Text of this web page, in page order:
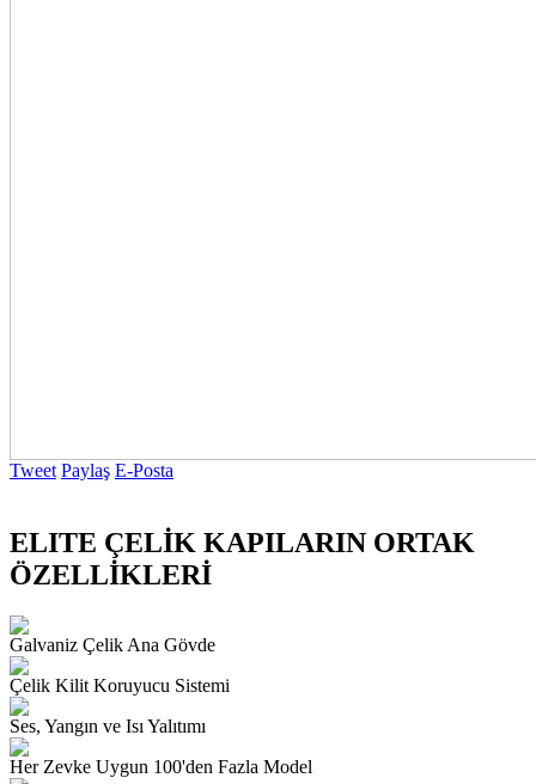
Tweet Paylaş E-Posta
ELITE ÇELİK KAPILARIN ORTAK
ÖZELLİKLERİ
Galvaniz Çelik Ana Gövde
Çelik Kilit Koruyucu Sistemi
Ses, Yangın ve Isı Yalıtımı
Her Zevke Uygun 100'den Fazla Model